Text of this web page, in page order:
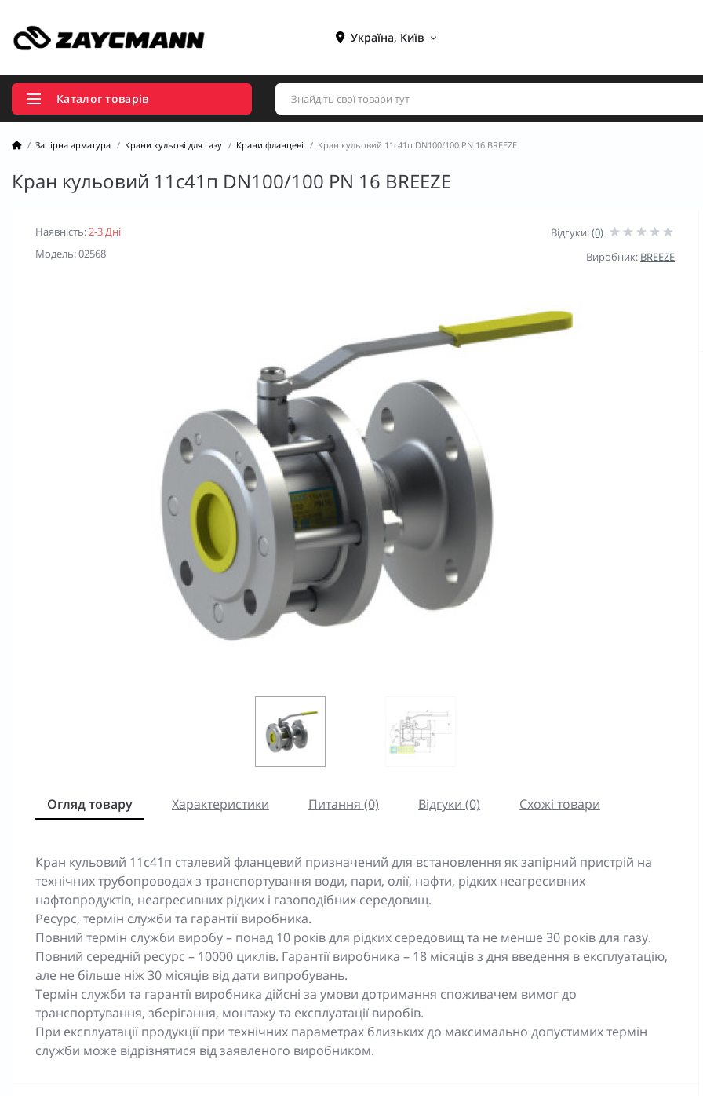
Україна, Київ
Каталог товарів
Запірна арматура Крани кульові для газу Крани фланцеві Кран кульовий 11с41п DN100/100 PN 16 BREEZE
Кран кульовий 11с41п DN100/100 PN 16 BREEZE
Наявність:2-3 Дні
Модель: 02568
Відгуки:(0)
Виробник: BREEZE
Огляд товару Характеристики Питання (0) Відгуки (0) Схожі товари
Кран кульовий 11c41п сталевий фланцевий призначений для встановлення як запірний пристрій на
технічних трубопроводах з транспортування води, пари, олії, нафти, рідких неагресивних
нафтопродуктів, неагресивних рідких і газоподібних середовищ.
Ресурс, термін служби та гарантії виробника.
Повний термін служби виробу – понад 10 років для рідких середовищ та не менше 30 років для газу.
Повний середній ресурс – 10000 циклів. Гарантії виробника – 18 місяців з дня введення в експлуатацію,
але не більше ніж 30 місяців від дати випробувань.
Термін служби та гарантії виробника дійсні за умови дотримання споживачем вимог до
транспортування, зберігання, монтажу та експлуатації виробів.
При експлуатації продукції при технічних параметрах близьких до максимально допустимих термін
служби може відрізнятися від заявленого виробником.